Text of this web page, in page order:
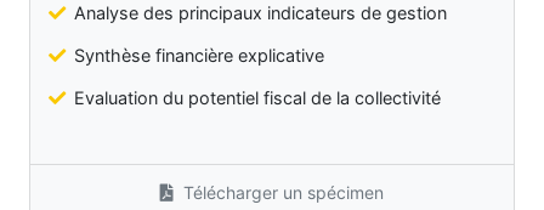
Analyse des principaux indicateurs de gestion
Synthèse financière explicative
Evaluation du potentiel fiscal de la collectivité
Télécharger un spécimen